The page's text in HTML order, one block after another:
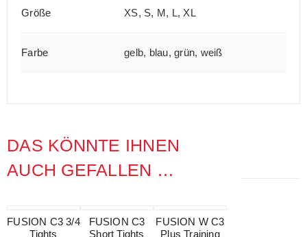
Größe XS, S, M, L, XL
Farbe gelb, blau, grün, weiß
DAS KÖNNTE IHNEN
AUCH GEFALLEN …
FUSION C3 3/4
Tights
FUSION C3
Short Tights
FUSION W C3
Plus Training